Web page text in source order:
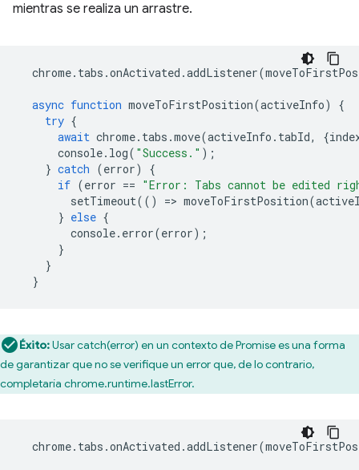
mientras se realiza un arrastre.
chrome. tabs .onActivated .addListener(
async function moveToFirstPosition(activeInfo)
{
try {
await chrome. tabs .move(activeInfo . tabId, {
console. log( "Success." );
} catch (error)
{
if (error == "Error: Tabs cannot be edited
setTimeout(() => moveToFirstPosition(
} else {
console. error(error);
}
}
}
Éxito:Usar catch(error) en un contexto de Promise es una forma
de garantizar que no se verifique un error que, de lo contrario,
completaría chrome.runtime.lastError.
chrome. tabs .onActivated .addListener(